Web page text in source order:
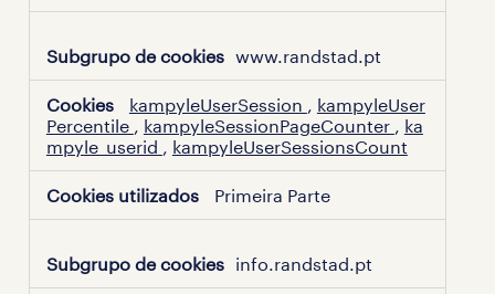
www.randstad.pt
kampyleUserSession , kampyleUser
Percentile , kampyleSessionPageCounter , ka
mpyle_userid , kampyleUserSessionsCount
Primeira Parte
info.randstad.pt